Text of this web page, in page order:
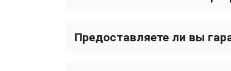
Предоставляете ли вы